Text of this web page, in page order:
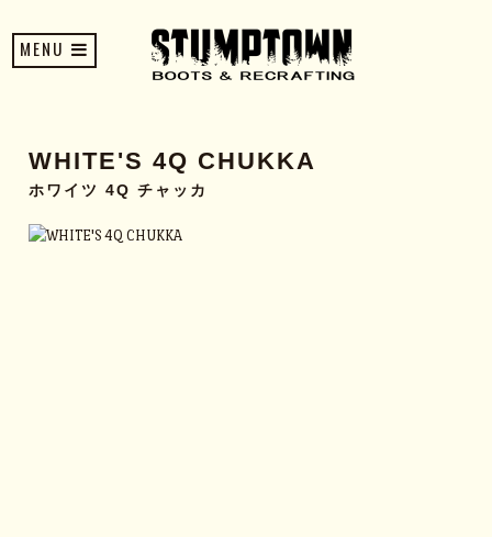
MENU
WHITE'S 4Q CHUKKA
ホワイツ 4Q チャッカ